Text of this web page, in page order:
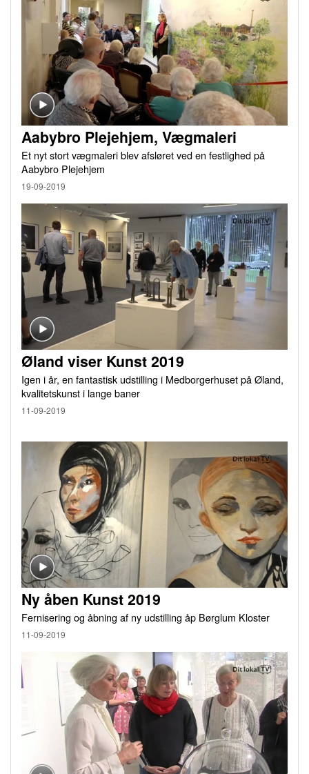
Aabybro Plejehjem, Vægmaleri
Et nyt stort vægmaleri blev afsløret ved en festlighed på
Aabybro Plejehjem
19-09-2019
Øland viser Kunst 2019
Igen i år, en fantastisk udstilling i Medborgerhuset på Øland,
kvalitetskunst i lange baner
11-09-2019
Ny åben Kunst 2019
Fernisering og åbning af ny udstilling åp Børglum Kloster
11-09-2019